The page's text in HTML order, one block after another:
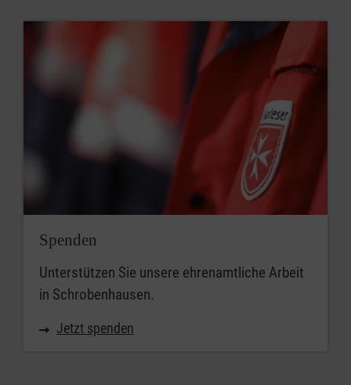
Spenden
Unterstützen Sie unsere ehrenamtliche Arbeit
in Schrobenhausen.
Jetzt spenden